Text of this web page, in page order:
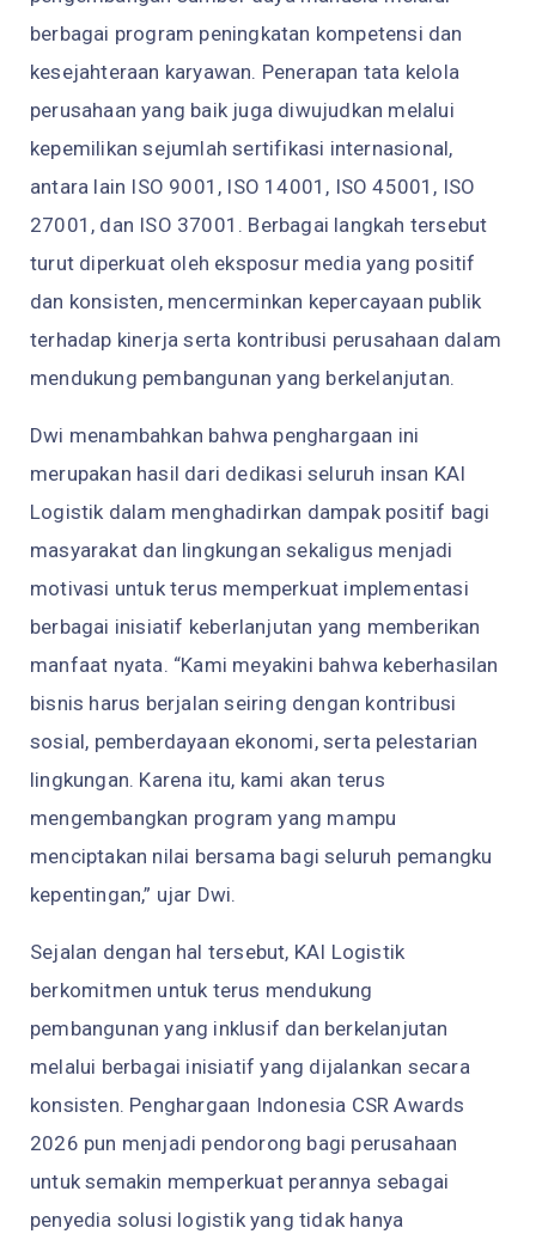
berbagai program peningkatan kompetensi dan
kesejahteraan karyawan. Penerapan tata kelola
perusahaan yang baik juga diwujudkan melalui
kepemilikan sejumlah sertifikasi internasional,
antara lain ISO 9001, ISO 14001, ISO 45001, ISO
27001, dan ISO 37001. Berbagai langkah tersebut
turut diperkuat oleh eksposur media yang positif
dan konsisten, mencerminkan kepercayaan publik
terhadap kinerja serta kontribusi perusahaan dalam
mendukung pembangunan yang berkelanjutan.
Dwi menambahkan bahwa penghargaan ini
merupakan hasil dari dedikasi seluruh insan KAI
Logistik dalam menghadirkan dampak positif bagi
masyarakat dan lingkungan sekaligus menjadi
motivasi untuk terus memperkuat implementasi
berbagai inisiatif keberlanjutan yang memberikan
manfaat nyata. “Kami meyakini bahwa keberhasilan
bisnis harus berjalan seiring dengan kontribusi
sosial, pemberdayaan ekonomi, serta pelestarian
lingkungan. Karena itu, kami akan terus
mengembangkan program yang mampu
menciptakan nilai bersama bagi seluruh pemangku
kepentingan,” ujar Dwi.
Sejalan dengan hal tersebut, KAI Logistik
berkomitmen untuk terus mendukung
pembangunan yang inklusif dan berkelanjutan
melalui berbagai inisiatif yang dijalankan secara
konsisten. Penghargaan Indonesia CSR Awards
2026 pun menjadi pendorong bagi perusahaan
untuk semakin memperkuat perannya sebagai
penyedia solusi logistik yang tidak hanya